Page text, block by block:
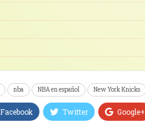
nba NBA en español New York Knicks
Facebook Twitter Google+